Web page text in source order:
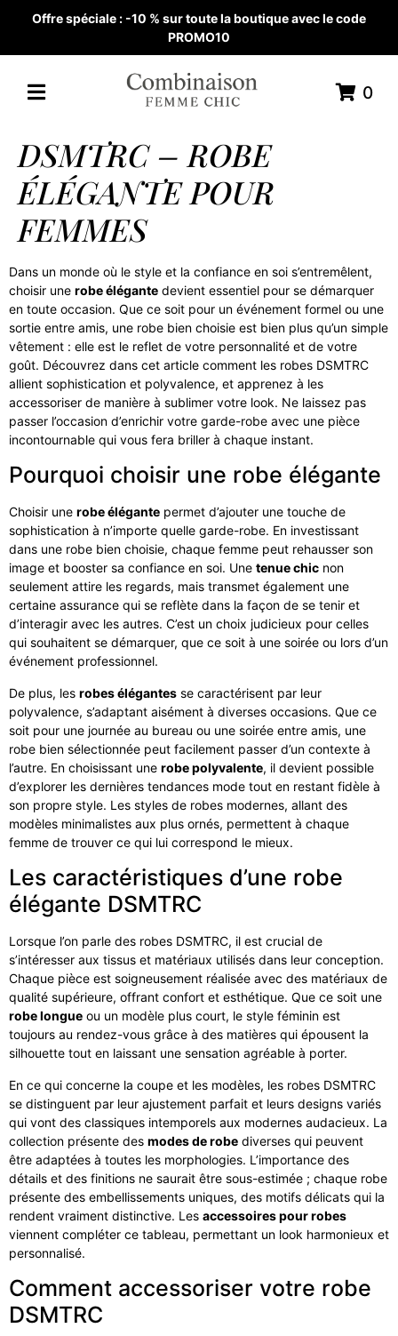
Offre spéciale : -10 % sur toute la boutique avec le code
PROMO10
0
DSMTRC – ROBE
ÉLÉGANTE POUR
FEMMES
Dans un monde où le style et la confiance en soi s’entremêlent,
choisir une robe élégante devient essentiel pour se démarquer
en toute occasion. Que ce soit pour un événement formel ou une
sortie entre amis, une robe bien choisie est bien plus qu’un simple
vêtement : elle est le reflet de votre personnalité et de votre
goût. Découvrez dans cet article comment les robes DSMTRC
allient sophistication et polyvalence, et apprenez à les
accessoriser de manière à sublimer votre look. Ne laissez pas
passer l’occasion d’enrichir votre garde-robe avec une pièce
incontournable qui vous fera briller à chaque instant.
Pourquoi choisir une robe élégante
Choisir une robe élégante permet d’ajouter une touche de
sophistication à n’importe quelle garde-robe. En investissant
dans une robe bien choisie, chaque femme peut rehausser son
image et booster sa confiance en soi. Une tenue chic non
seulement attire les regards, mais transmet également une
certaine assurance qui se reflète dans la façon de se tenir et
d’interagir avec les autres. C’est un choix judicieux pour celles
qui souhaitent se démarquer, que ce soit à une soirée ou lors d’un
événement professionnel.
De plus, les robes élégantes se caractérisent par leur
polyvalence, s’adaptant aisément à diverses occasions. Que ce
soit pour une journée au bureau ou une soirée entre amis, une
robe bien sélectionnée peut facilement passer d’un contexte à
l’autre. En choisissant une robe polyvalente, il devient possible
d’explorer les dernières tendances mode tout en restant fidèle à
son propre style. Les styles de robes modernes, allant des
modèles minimalistes aux plus ornés, permettent à chaque
femme de trouver ce qui lui correspond le mieux.
Les caractéristiques d’une robe
élégante DSMTRC
Lorsque l’on parle des robes DSMTRC, il est crucial de
s’intéresser aux tissus et matériaux utilisés dans leur conception.
Chaque pièce est soigneusement réalisée avec des matériaux de
qualité supérieure, offrant confort et esthétique. Que ce soit une
robe longue ou un modèle plus court, le style féminin est
toujours au rendez-vous grâce à des matières qui épousent la
silhouette tout en laissant une sensation agréable à porter.
En ce qui concerne la coupe et les modèles, les robes DSMTRC
se distinguent par leur ajustement parfait et leurs designs variés
qui vont des classiques intemporels aux modernes audacieux. La
collection présente des modes de robe diverses qui peuvent
être adaptées à toutes les morphologies. L’importance des
détails et des finitions ne saurait être sous-estimée ; chaque robe
présente des embellissements uniques, des motifs délicats qui la
rendent vraiment distinctive. Les accessoires pour robes
viennent compléter ce tableau, permettant un look harmonieux et
personnalisé.
Comment accessoriser votre robe
DSMTRC